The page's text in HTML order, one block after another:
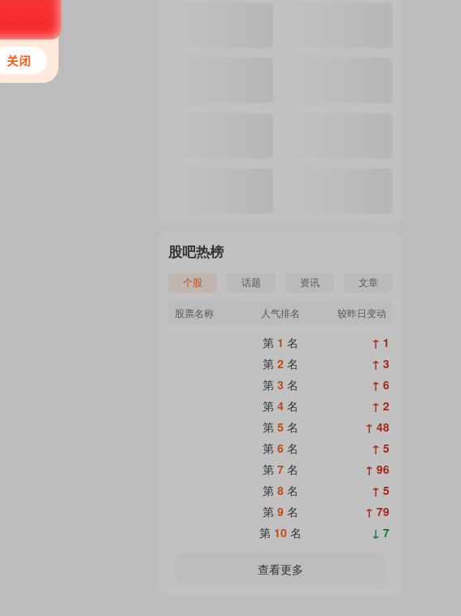
股吧热榜
个股 话题 资讯 文章
股票名称 人气排名 较昨日变动
第 1 名
↑ 1
第 2 名
↑ 3
第 3 名
↑ 6
第 4 名
↑ 2
第 5 名
↑ 48
第 6 名
↑ 5
第 7 名
↑ 96
第 8 名
↑ 5
第 9 名
↑ 79
第 10 名 ↓ 7
查看更多